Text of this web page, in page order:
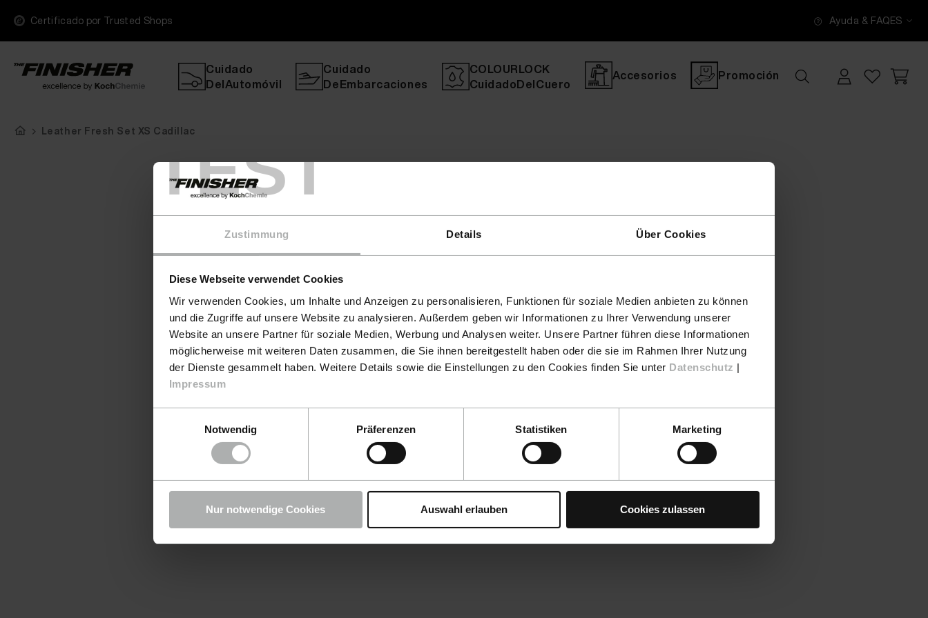
TEST
Zustimmung Details Über Cookies
Diese Webseite verwendet Cookies
Wir verwenden Cookies, um Inhalte und Anzeigen zu personalisieren, Funktionen für soziale Medien anbieten zu können
und die Zugriffe auf unsere Website zu analysieren. Außerdem geben wir Informationen zu Ihrer Verwendung unserer
Website an unsere Partner für soziale Medien, Werbung und Analysen weiter. Unsere Partner führen diese Informationen
möglicherweise mit weiteren Daten zusammen, die Sie ihnen bereitgestellt haben oder die sie im Rahmen Ihrer Nutzung
der Dienste gesammelt haben. Weitere Details sowie die Einstellungen zu den Cookies finden Sie unter Datenschutz |
Impressum
Notwendig
Präferenzen Statistiken Marketing
Nur notwendige Cookies Auswahl erlauben Cookies zulassen
Certificado por Trusted Shops Ayuda & FAQES
Cuidado
DelAutomóvil
Cuidado
DeEmbarcaciones
COLOURLOCK
CuidadoDelCuero
Accesorios Promoción
Leather Fresh Set XS Cadillac